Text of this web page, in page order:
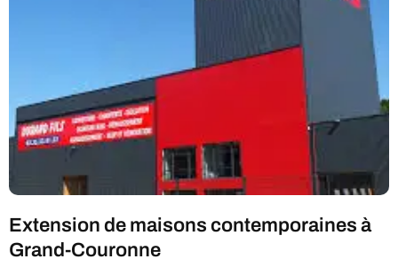
Extension de maisons contemporaines à
Grand-Couronne